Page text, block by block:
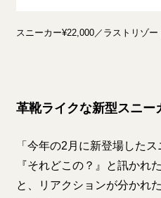
スニーカー¥22,000／ラストリゾー
革靴ライクな新型スニー
「今年の2月に新登場した
『それどこの？』と訊かれ
と、リアクションが分かれ